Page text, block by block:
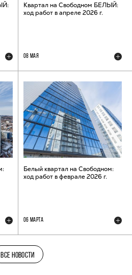
Квартал на Свободном БЕЛЫЙ:
ход работ в апреле 2026 г.
08 МАЯ
Белый квартал на Свободном:
ход работ в феврале 2026 г.
06 МАРТА
ВСЕ НОВОСТИ